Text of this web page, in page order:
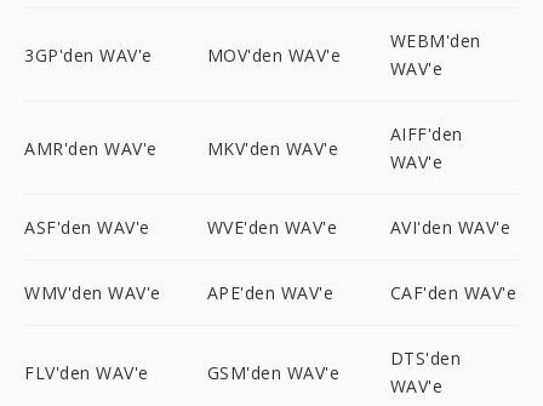
3GP'den WAV'e MOV'den WAV'e
WEBM'den
WAV'e
AMR'den WAV'e MKV'den WAV'e
AIFF'den
WAV'e
ASF'den WAV'e WVE'den WAV'e AVI'den WAV'e
WMV'den WAV'e APE'den WAV'e CAF'den WAV'e
FLV'den WAV'e GSM'den WAV'e
DTS'den
WAV'e